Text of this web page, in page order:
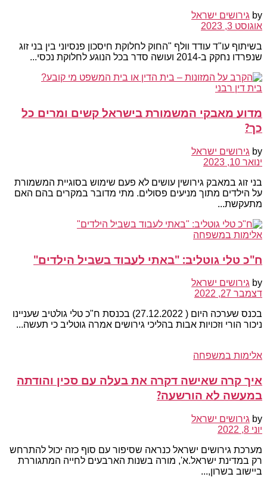
by גירושים ישראל
אוגוסט 3, 2023
בשיתוף עו"ד עודד וולף "החוק לחלוקת חיסכון פנסיוני בין בני זוג
שנפרדו נחקק ב-2014 ועושה סדר בכל הנוגע לחלוקת נכסי...
בית דין רבני
מדוע מאבקי המשמורת בישראל קשים ומרים כל
כך?
by גירושים ישראל
ינואר 10, 2023
בני זוג במאבק גירושין עושים לא פעם שימוש בסוגיית המשמורת
על הילדים מתוך מניעים פסולים. מתי מדובר במקרים בהם האם
מתעקשת...
אלימות במשפחה
ח"כ טלי גוטליב: "באתי לעבוד בשביל הילדים"
by גירושים ישראל
דצמבר 27, 2022
בכנס שערכה היום ( 27.12.2022) בכנסת ח"כ טלי גולטיב שעניינו
ניכור הורי וזכויות אבות בהליכי גירושים אמרה גוטליב כי תעשה...
אלימות במשפחה
איך קרה שאישה דקרה את בעלה עם סכין והודתה
במעשה לא הורשעה?
by גירושים ישראל
יוני 8, 2022
מערכת גירושים ישראל כנראה שסיפור עם סוף כזה יכול להתרחש
רק במדינת ישראל.א', מורה בשנות הארבעים לחייה המתגוררת
ביישוב בשרון,...